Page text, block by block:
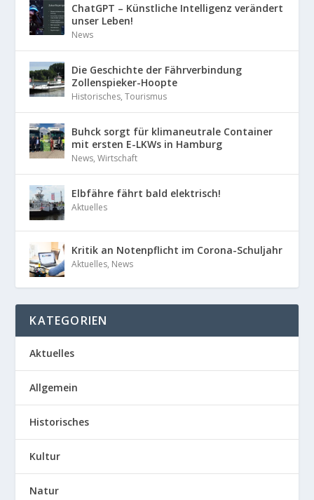
ChatGPT – Künstliche Intelligenz verändert
unser Leben!
News
Die Geschichte der Fährverbindung
Zollenspieker-Hoopte
Historisches,Tourismus
Buhck sorgt für klimaneutrale Container
mit ersten E-LKWs in Hamburg
News,Wirtschaft
Elbfähre fährt bald elektrisch!
Aktuelles
Kritik an Notenpflicht im Corona-Schuljahr
Aktuelles, News
KATEGORIEN
Aktuelles
Allgemein
Historisches
Kultur
Natur